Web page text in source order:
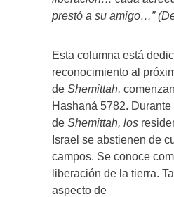
prestó a su amigo…”
Esta columna está
reconocimiento al
de Shemittah,
Hashaná 5782. Durante
de Shemittah, los
Israel se abstienen de
campos. Se conoce
liberación de la tierra.
aspecto de